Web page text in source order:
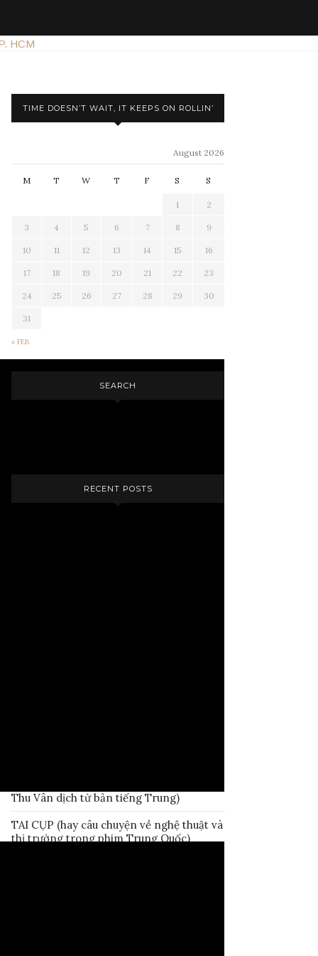
TIME DOESN’T WAIT, IT KEEPS ON ROLLIN’
August 2026
M T W T F S S
« FEB
1 2
3 4 5 6 7 8 9
10 11 12 13 14 15 16
17 18 19 20 21 22 23
24 25 26 27 28 29 30
31
SEARCH
RECENT POSTS
Thu Vân dịch từ bản tiếng Trung)
TAI CỤP (hay câu chuyện về nghệ thuật và
thị trường trong phim Trung Quốc)